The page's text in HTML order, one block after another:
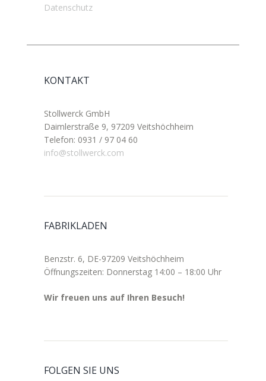
Datenschutz
KONTAKT
Stollwerck GmbH
Daimlerstraße 9, 97209 Veitshöchheim
Telefon: 0931 / 97 04 60
info@stollwerck.com
FABRIKLADEN
Benzstr. 6, DE-97209 Veitshöchheim
Öffnungszeiten: Donnerstag 14:00 – 18:00 Uhr
Wir freuen uns auf Ihren Besuch!
FOLGEN SIE UNS